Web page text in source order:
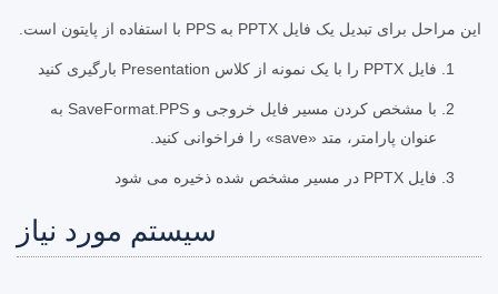
این مراحل برای تبدیل یک فایل PPTX به PPS با استفاده از پایتون است.
فایل PPTX را با یک نمونه از کلاس Presentation بارگیری کنید
با مشخص کردن مسیر فایل خروجی و SaveFormat.PPS به
عنوان پارامتر، متد «save» را فراخوانی کنید.
فایل PPTX در مسیر مشخص شده ذخیره می شود
سیستم مورد نیاز